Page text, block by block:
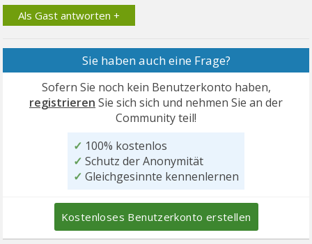
Als Gast antworten +
Sie haben auch eine Frage?
Sofern Sie noch kein Benutzerkonto haben,
registrieren Sie sich sich und nehmen Sie an der
Community teil!
✓ 100% kostenlos
✓ Schutz der Anonymität
✓ Gleichgesinnte kennenlernen
Kostenloses Benutzerkonto erstellen